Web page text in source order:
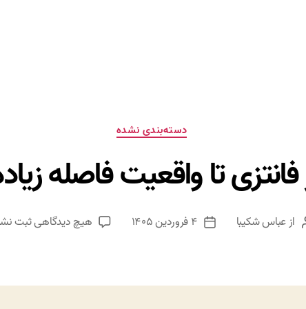
دسته‌ها
دسته‌بندی نشده
فانتزی تا واقعیت فاصله
ازعباس شکیبا
تاریخ
۴ فروردین ۱۴۰۵ هیچ دیدگاهیبرای
واقعیت
ثبت